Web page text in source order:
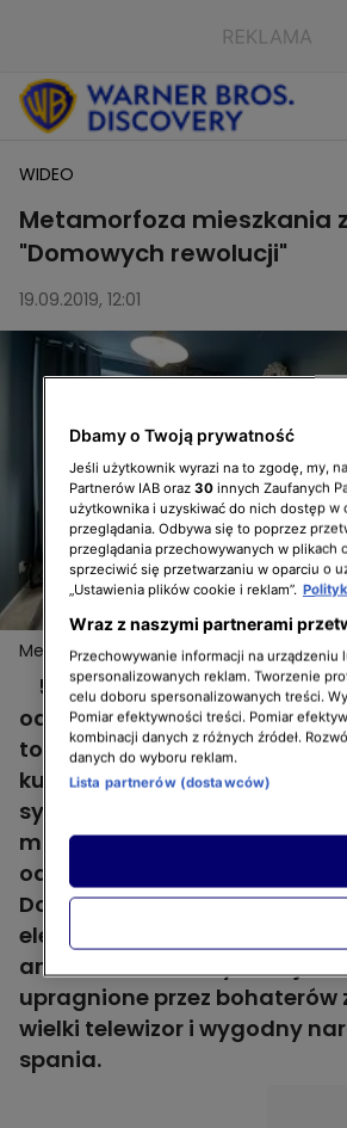
WIDEO
Metamorfoza mieszkania
"Domowych rewolucji"
19.09.2019, 12:01
Metamorfoza mieszkania z 2. odcinka
rewolucji"
50-metrowe mieszkanie
odcinku "Domowych
totalną metamorfozę. Starą,
kuchnię przearanżowano na
sypialnię. Pokój chłopców
między Bartka i Adama za
oddzielnych łóżek oraz
Dotychczasowy pokój
eleganckim i funkcjonalnym
aneksem kuchennym.
upragnione przez bohaterów
wielki telewizor i wygodny
spania.
Dbamy o Twoją prywatność
Jeśli użytkownik wyrazi na to zgodę, my,
Partnerów IAB oraz 30 innych Zaufanych
użytkownika i uzyskiwać do nich dostęp
przeglądania. Odbywa się to poprzez
przeglądania przechowywanych w
sprzeciwić się przetwarzaniu w oparciu o
„Ustawienia plików cookie i reklam”.
Wraz z naszymi partnerami
Przechowywanie informacji na
spersonalizowanych reklam. Tworzenie
celu doboru spersonalizowanych treści.
Pomiar efektywności treści. Pomiar
kombinacji danych z różnych źródeł.
danych do wyboru reklam.
Lista partnerów (dostawców)